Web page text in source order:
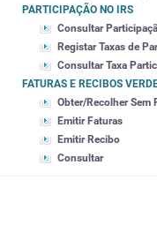
PARTICIPAÇÃO NO IRS
Consultar
Registar Taxas de
Consultar Taxa
FATURAS E RECIBOS
Obter/Recolher Sem
Emitir Faturas
Emitir Recibo
Consultar